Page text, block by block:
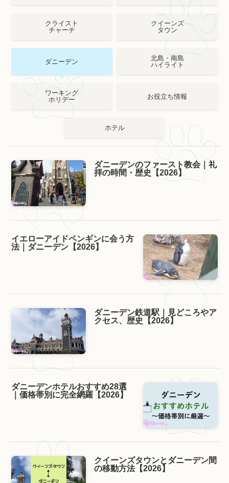
クライスト
チャーチ
クイーンズ
タウン
ダニーデン
北島・南島
ハイライト
ワーキング
ホリデー
お役立ち情報
ホテル
ダニーデンのファースト教会｜礼
拝の時間・歴史【2026】
イエローアイドペンギンに会う方
法｜ダニーデン【2026】
ダニーデン鉄道駅｜見どころやア
クセス、歴史【2026】
ダニーデンホテルおすすめ28選
｜価格帯別に完全網羅【2026】
クイーンズタウンとダニーデン間
の移動方法【2026】